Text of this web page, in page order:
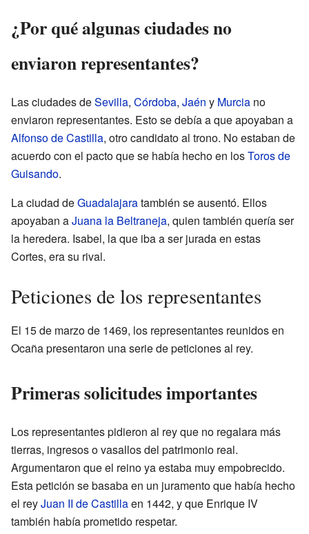
¿Por qué algunas ciudades no
enviaron representantes?
Las ciudades deSevilla, Córdoba, Jaén y Murcia no
enviaron representantes. Esto se debía a que apoyaban a
Alfonso de Castilla, otro candidato al trono. No estaban de
acuerdo con el pacto que se había hecho en losToros de
Guisando.
La ciudad deGuadalajaratambién se ausentó. Ellos
apoyaban aJuana la Beltraneja, quien también quería ser
la heredera. Isabel, la que iba a ser jurada en estas
Cortes, era su rival.
Peticiones de los representantes
El 15 de marzo de 1469, los representantes reunidos en
Ocaña presentaron una serie de peticiones al rey.
Primeras solicitudes importantes
Los representantes pidieron al rey que no regalara más
tierras, ingresos o vasallos del patrimonio real.
Argumentaron que el reino ya estaba muy empobrecido.
Esta petición se basaba en un juramento que había hecho
el reyJuan II de Castillaen 1442, y que Enrique IV
también había prometido respetar.